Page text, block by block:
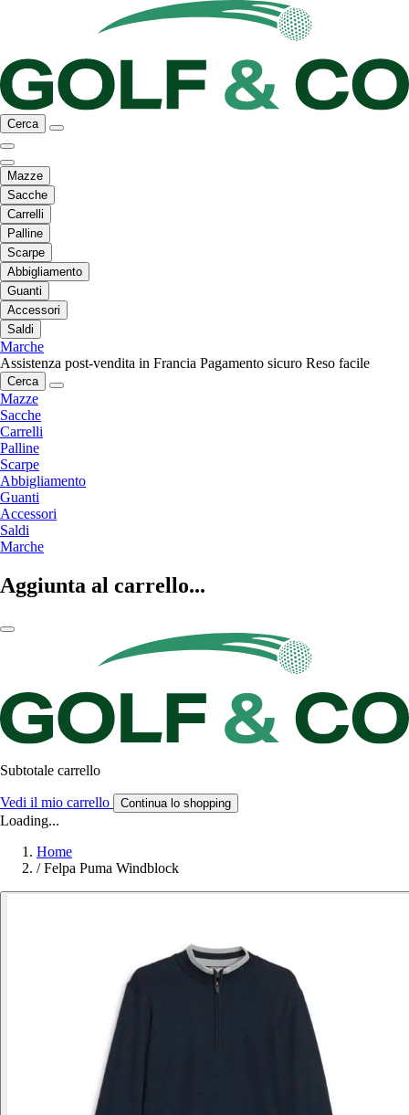
Cerca
Mazze
Sacche
Carrelli
Palline
Scarpe
Abbigliamento
Guanti
Accessori
Saldi
Marche
Assistenza post-vendita in Francia Pagamento sicuro Reso facile
Cerca
Mazze
Sacche
Carrelli
Palline
Scarpe
Abbigliamento
Guanti
Accessori
Saldi
Marche
Aggiunta al carrello...
Subtotale carrello
Vedi il mio carrello Continua lo shopping
Loading...
Home
/ Felpa Puma Windblock